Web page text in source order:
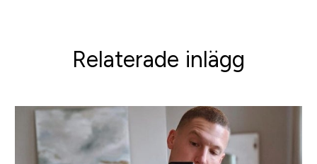
Relaterade inlägg